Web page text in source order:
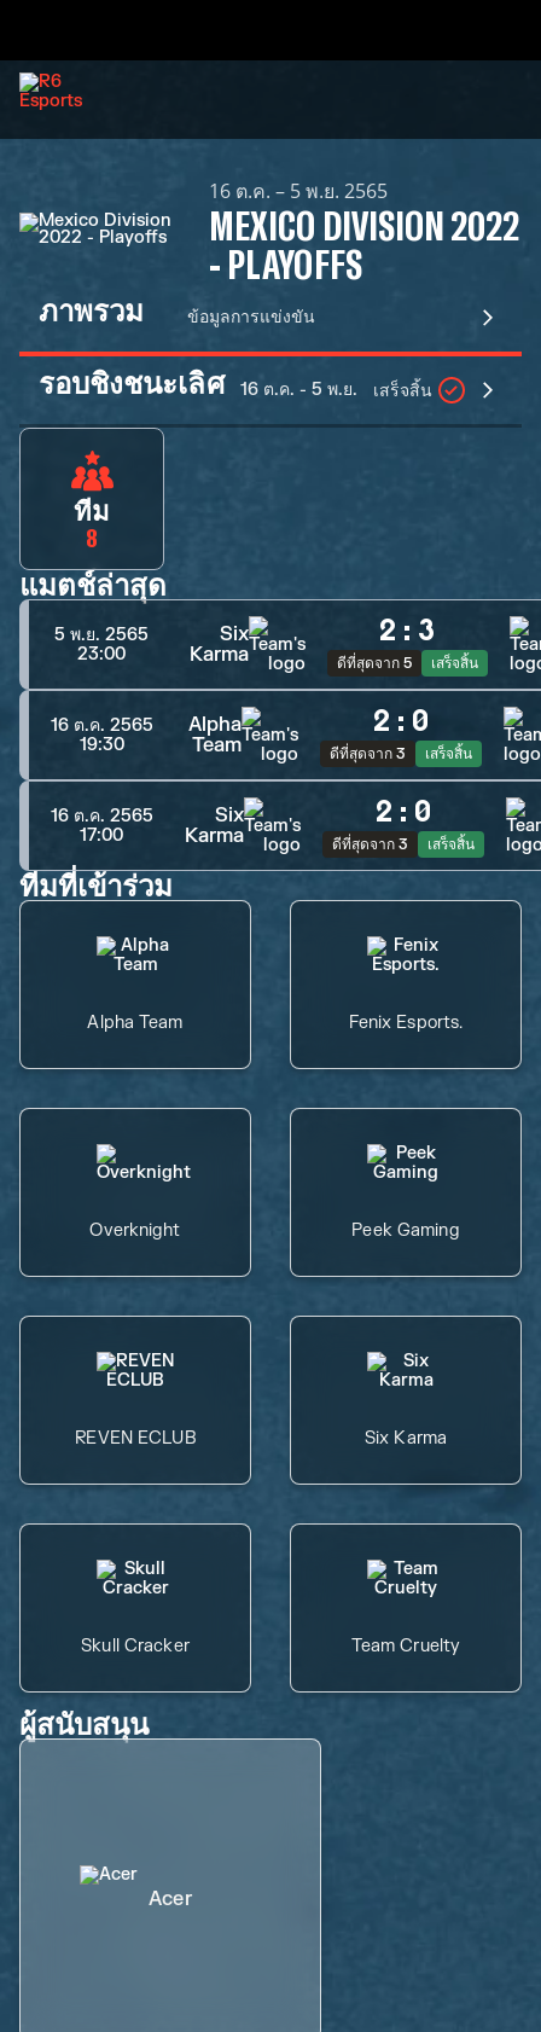
16 ต.ค. – 5 พ.ย. 2565
MEXICO DIVISION 2022
- PLAYOFFS
ภาพรวม ข้อมูลการแข่งขัน
รอบชิงชนะเลิศ 16 ต.ค. - 5 พ.ย. เสร็จสิ้น
ทีม
8
แมตช์ล่าสุด
5 พ.ย. 2565
23:00
Six
Karma
2 : 3
ดีที่สุดจาก 5 เสร็จสิ้น
16 ต.ค. 2565
19:30
Alpha
Team
2 : 0
ดีที่สุดจาก 3 เสร็จสิ้น
16 ต.ค. 2565
17:00
Six
Karma
2 : 0
ดีที่สุดจาก 3 เสร็จสิ้น
ทีมที่เข้าร่วม
Alpha Team Fenix Esports.
Overknight Peek Gaming
REVEN ECLUB Six Karma
Skull Cracker Team Cruelty
ผู้สนับสนุน
Acer